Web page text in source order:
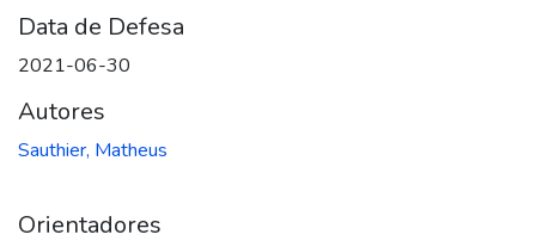
Data de Defesa
2021-06-30
Autores
Sauthier, Matheus
Orientadores